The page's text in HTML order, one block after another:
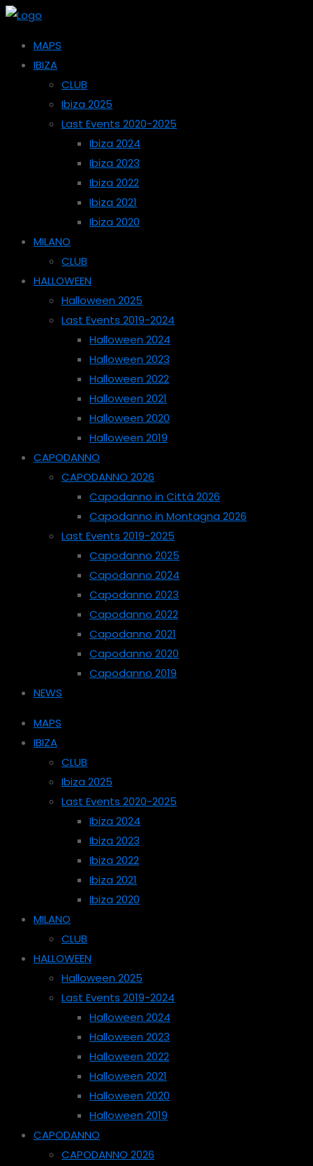
MAPS
IBIZA
CLUB
Ibiza 2025
Last Events 2020-2025
Ibiza 2024
Ibiza 2023
Ibiza 2022
Ibiza 2021
Ibiza 2020
MILANO
CLUB
HALLOWEEN
Halloween 2025
Last Events 2019-2024
Halloween 2024
Halloween 2023
Halloween 2022
Halloween 2021
Halloween 2020
Halloween 2019
CAPODANNO
CAPODANNO 2026
Capodanno in Città 2026
Capodanno in Montagna 2026
Last Events 2019-2025
Capodanno 2025
Capodanno 2024
Capodanno 2023
Capodanno 2022
Capodanno 2021
Capodanno 2020
Capodanno 2019
NEWS
MAPS
IBIZA
CLUB
Ibiza 2025
Last Events 2020-2025
Ibiza 2024
Ibiza 2023
Ibiza 2022
Ibiza 2021
Ibiza 2020
MILANO
CLUB
HALLOWEEN
Halloween 2025
Last Events 2019-2024
Halloween 2024
Halloween 2023
Halloween 2022
Halloween 2021
Halloween 2020
Halloween 2019
CAPODANNO
CAPODANNO 2026